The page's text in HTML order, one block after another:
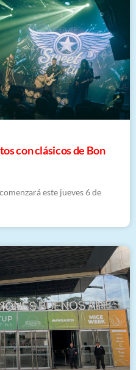
con clásicos de Bon
este jueves 6 de